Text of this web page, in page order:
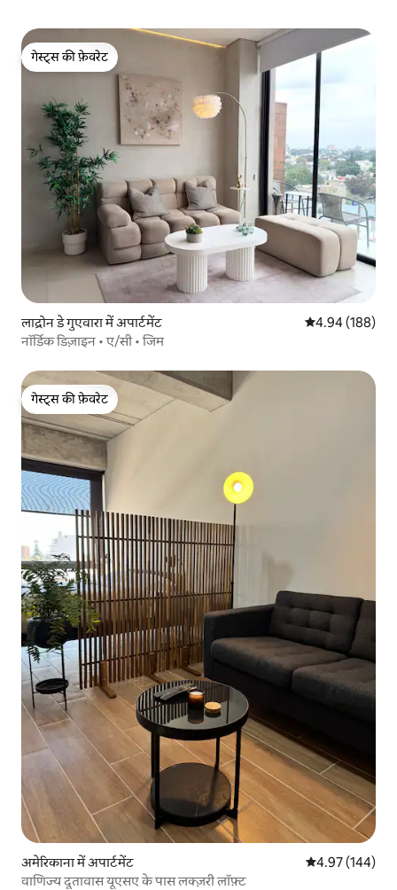
गेस्ट्स की फ़ेवरेट
गेस्ट्स की फ़ेवरेट
लाद्रोन डे गुएवारा में अपार्टमेंट औसत रेटिंग 5 में से
4.94 (188)
नॉर्डिक डिज़ाइन • ए/सी • जिम
गेस्ट्स की फ़ेवरेट
गेस्ट्स की फ़ेवरेट
अमेरिकाना में अपार्टमेंट औसत रेटिंग 5 में से
4.97 (144)
वाणिज्य दूतावास यूएसए के पास लक्ज़री लॉफ़्ट